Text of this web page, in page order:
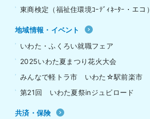
東商検定（福祉住環境ｺｰﾃﾞｨﾈｰﾀｰ・エコ）
地域情報・イベント
いわた・ふくろい就職フェア
2025いわた夏まつり花火大会
みんなで軽トラ市 いわた☆駅前楽市
第21回 いわた夏祭inジュビロード
共済・保険